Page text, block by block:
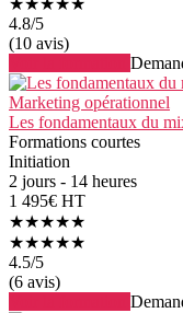
★★★★★
4.8/5
(10 avis)
Marketing opérationnel
Les fondamentaux du
Formations courtes
Initiation
2 jours - 14 heures
1 495€ HT
★★★★★
★★★★★
4.5/5
(6 avis)